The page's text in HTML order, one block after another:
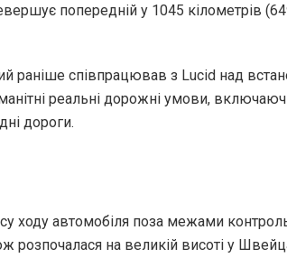
попередній у 1045 кілометрів
раніше співпрацював з Lucid над
реальні дорожні умови,
дороги.
ходу автомобіля поза межами
розпочалася на великій висоті у